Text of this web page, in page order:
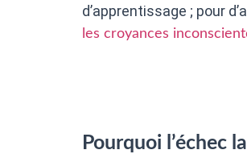
d’apprentissage ; pour
les croyances
Pourquoi l’échec